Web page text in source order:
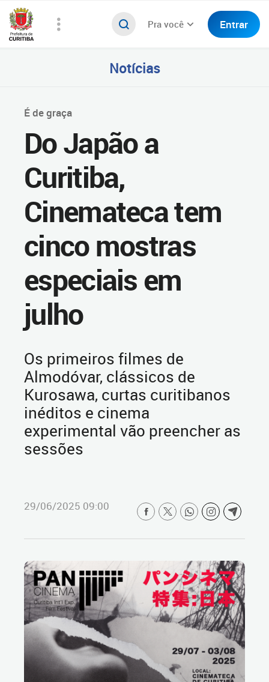
Pra você Entrar
Notícias
É de graça
Do Japão a
Curitiba,
Cinemateca tem
cinco mostras
especiais em
julho
Os primeiros filmes de
Almodóvar, clássicos de
Kurosawa, curtas curitibanos
inéditos e cinema
experimental vão preencher as
sessões
29/06/2025 09:00